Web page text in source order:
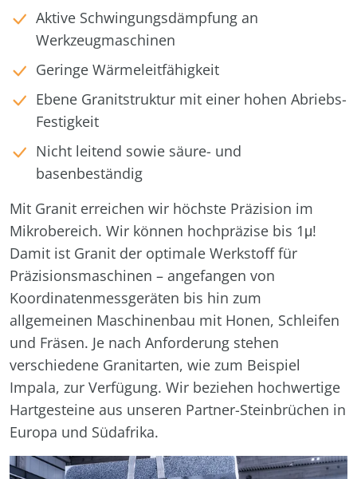
Aktive Schwingungsdämpfung an
Werkzeugmaschinen
Geringe Wärmeleitfähigkeit
Ebene Granitstruktur mit einer hohen Abriebs-
Festigkeit
Nicht leitend sowie säure- und
basenbeständig
Mit Granit erreichen wir höchste Präzision im
Mikrobereich. Wir können hochpräzise bis 1μ!
Damit ist Granit der optimale Werkstoff für
Präzisionsmaschinen – angefangen von
Koordinatenmessgeräten bis hin zum
allgemeinen Maschinenbau mit Honen, Schleifen
und Fräsen. Je nach Anforderung stehen
verschiedene Granitarten, wie zum Beispiel
Impala, zur Verfügung. Wir beziehen hochwertige
Hartgesteine aus unseren Partner-Steinbrüchen in
Europa und Südafrika.